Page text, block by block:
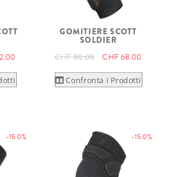
GOMITIERE SCOTT
SOLDIER
CHF 80.00 CHF 68.00
Confronta i Prodotti
-15.0% -15.0%